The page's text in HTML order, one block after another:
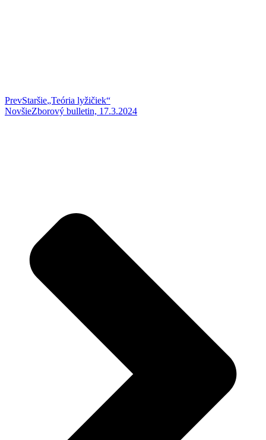
PrevStaršie„Teória lyžičiek“
NovšieZborový bulletin, 17.3.2024